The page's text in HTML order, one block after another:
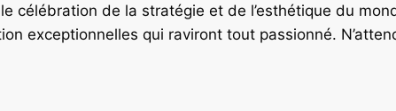
célébration de la stratégie et de l’esthétique du
exceptionnelles qui raviront tout passionné.